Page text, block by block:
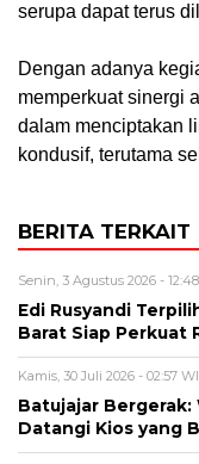
serupa dapat terus
Dengan adanya
memperkuat sinergi
dalam menciptakan
kondusif, terutama
BERITA TERKAIT
Senin, 3 Agustus 2026 -
Edi Rusyandi
Barat Siap Perkuat
Kamis, 30 Juli 2026 - 02:57
Batujajar Bergerak:
Datangi Kios yang